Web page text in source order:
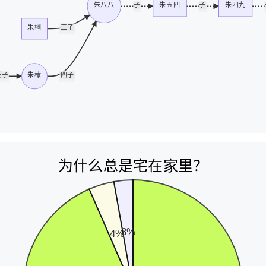
子 子
三子
四子
子
朱八八 朱五四 朱四九
朱棡
朱棣
3%
4%
为什么总是宅在家里？